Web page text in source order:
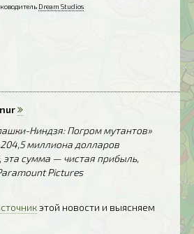
Dream Studios
Ниндзя: Погром мутантов»
миллиона долларов
эта сумма — чистая прибыль,
Pictures
этой новости и выясняем